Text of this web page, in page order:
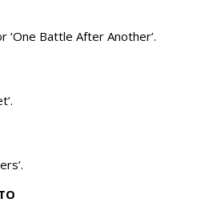
‘One Battle After Another’.